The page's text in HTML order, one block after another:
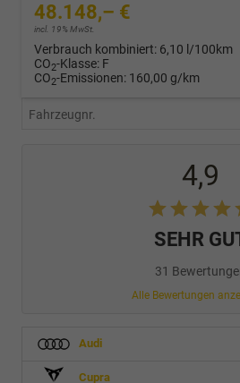
48.148,– €
incl. 19% MwSt.
Verbrauch kombiniert: 6,10 l/100km
CO2-Klasse: F
CO2-Emissionen: 160,00 g/km
Fahrzeugnr.
4,9
SEHR
31
Alle Bewertungen
Audi
Cupra